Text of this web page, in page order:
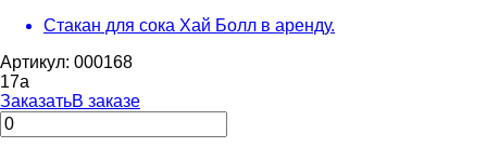
Стакан для сока Хай Болл в аренду.
Артикул: 000168
17a
ЗаказатьВ заказе